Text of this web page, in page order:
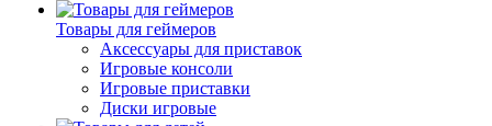
Товары для геймеров
Аксессуары для приставок
Игровые консоли
Игровые приставки
Диски игровые